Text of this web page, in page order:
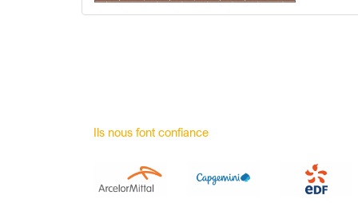
Ils nous font confiance